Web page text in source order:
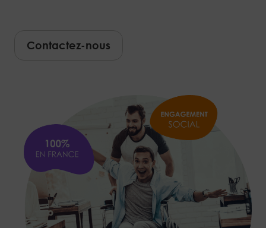
Contactez-nous